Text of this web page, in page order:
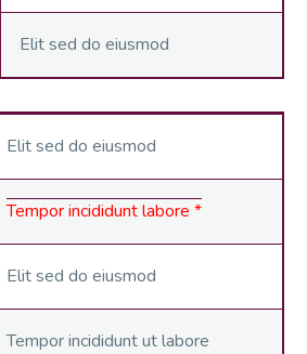
Elit sed do eiusmod
Elit sed do eiusmod
Tempor incididunt labore *
Elit sed do eiusmod
Tempor incididunt ut labore